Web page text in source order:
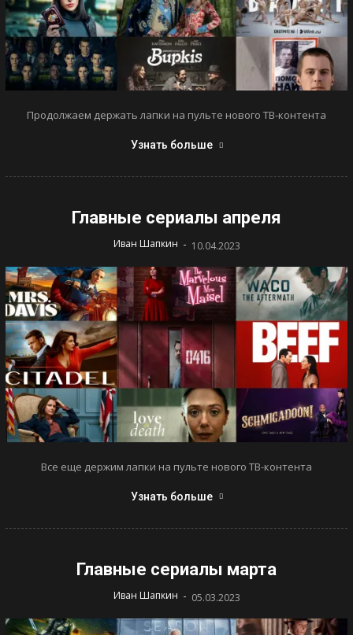
Продолжаем держать лапки на пульте нового ТВ-контента
Узнать больше
Главные сериалы апреля
Иван Шапкин - 10.04.2023
Все еще держим лапки на пульте нового ТВ-контента
Узнать больше
Главные сериалы марта
Иван Шапкин - 05.03.2023